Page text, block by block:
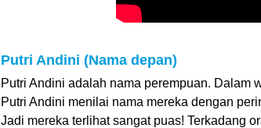
Putri Andini (Nama depan)
Putri Andini adalah nama perempuan. Dalam
Putri Andini menilai nama mereka dengan
Jadi mereka terlihat sangat puas! Terkadang